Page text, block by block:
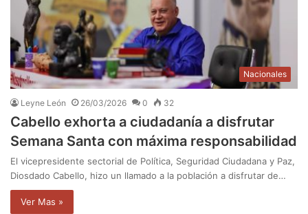
Nacionales
Leyne León 26/03/2026 0 32
Cabello exhorta a ciudadanía a disfrutar
Semana Santa con máxima responsabilidad
El vicepresidente sectorial de Política, Seguridad Ciudadana y Paz,
Diosdado Cabello, hizo un llamado a la población a disfrutar de…
Ver Mas »